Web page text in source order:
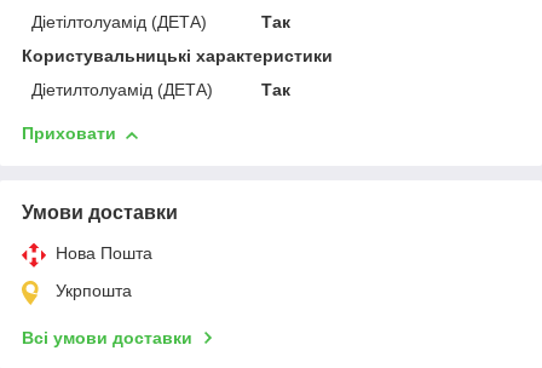
Діетілтолуамід (ДЕТА)
Так
Користувальницькі характеристики
Діетилтолуамід (ДЕТА)
Так
Приховати
Умови доставки
Нова Пошта
Укрпошта
Всі умови доставки